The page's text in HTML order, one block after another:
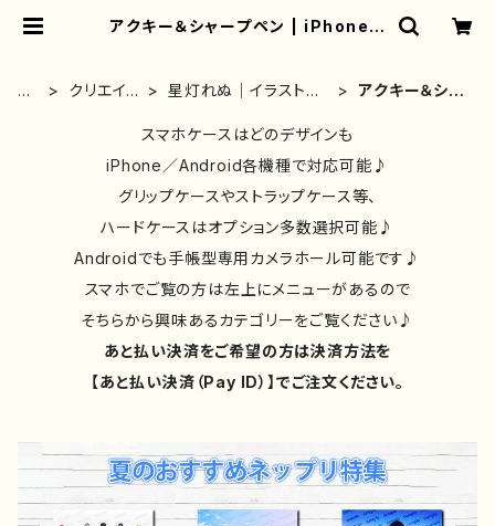
アクキー＆シャープペン | iPhoneケ
払い/通販｜雑貨屋アリうさ
ホ
クリエイタ
星灯れぬ｜イラストレ
アクキー＆シャ
スマホケースはどのデザインも
iPhone／Android各機種で対応可能♪
グリップケースやストラップケース等、
ハードケースはオプション多数選択可能♪
Androidでも手帳型専用カメラホール可能です♪
スマホでご覧の方は左上にメニューがあるので
そちらから興味あるカテゴリーをご覧ください♪
あと払い決済をご希望の方は決済方法を
【あと払い決済（Pay ID）】でご注文ください。